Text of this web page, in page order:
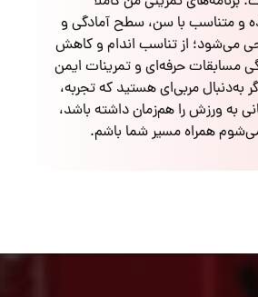
متناسب با سن، سطح آمادگی و
می‌شود؛ از تناسب اندام و کاهش
مسابقات حرفه‌ای و تمرینات ایمن
به‌دنبال مربی‌ای هستید که تجربه،
به ورزش را هم‌زمان داشته باشد،
همراه مسیر شما باشم.